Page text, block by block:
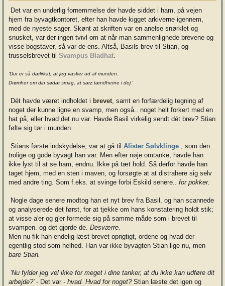
Det var en underlig fornemmelse der havde siddet i ham, på vejen
hjem fra byvagtkontoret, efter han havde kigget arkiverne igennem,
med de nyeste sager. Skønt at skriften var en anelse snørklet og
snusket, var der ingen tvivl om at når man sammenlignede brevene og
visse bogstaver, så var de ens. Altså, Basils brev til Stian, og
trusselsbrevet til Svampus Bladhat
'Dur er så dælirkat, at jeg vasker ud af munden.
Drømher om din sødæ smag, at sæz tændherne i dej.'
Dét havde været indholdet i brevet , samt en forfærdelig tegning af
noget der kunne ligne en svamp, men også.. noget helt forkert med en
hat på, eller hvad det nu var. Havde Basil virkelig sendt dét brev? Stian
følte sig tør i munden.
Stians første indskydelse, var at gå til Alister Sølvklinge , som den
trolige og gode byvagt han var. Men efter nøje omtanke, havde han
ikke lyst til at se ham, endnu. Ikke på tæt hold. Så derfor havde han
taget hjem, med en sten i maven, og forsøgte at at distrahere sig selv
med andre ting. Som f.eks. at svinge forbi Eskild senere.. for pokker.
Nogle dage senere modtog han et nyt brev fra Basil, og han scannede
og analyserede det først, for at tjekke om hans konstatering holdt stik;
at visse a'er og g'er formede sig på samme måde som i brevet til
svampen. og det gjorde de. Desværre.
Men nu fik han endelig læst brevet oprigtigt, ordene og hvad der
egentlig stod som helhed. Han var ikke byvagten Stian lige nu, men
bare Stian.
'Nu fylder jeg vel ikke for meget i dine tanker, at du ikke kan udføre dit
arbejde?' - Det var - hvad. Hvad for noget?Stian læste det igen og